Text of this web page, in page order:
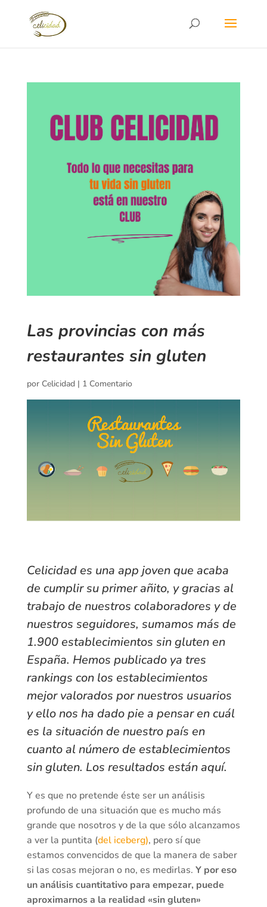
Las provincias con más
restaurantes sin gluten
por Celicidad| 1 Comentario
Celicidad es una app joven que acaba
de cumplir su primer añito, y gracias al
trabajo de nuestros colaboradores y de
nuestros seguidores, sumamos más de
1.900 establecimientos sin gluten en
España. Hemos publicado ya tres
rankings con los establecimientos
mejor valorados por nuestros usuarios
y ello nos ha dado pie a pensar en cuál
es la situación de nuestro país en
cuanto al número de establecimientos
sin gluten. Los resultados están aquí.
Y es que no pretende éste ser un análisis
profundo de una situación que es mucho más
grande que nosotros y de la que sólo alcanzamos
a ver la puntita (del iceberg), pero sí que
estamos convencidos de que la manera de saber
si las cosas mejoran o no, es medirlas. Y por eso
un análisis cuantitativo para empezar, puede
aproximarnos a la realidad «sin gluten»